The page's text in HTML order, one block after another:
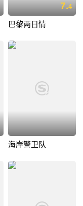
7.4
巴黎两日情
海岸警卫队